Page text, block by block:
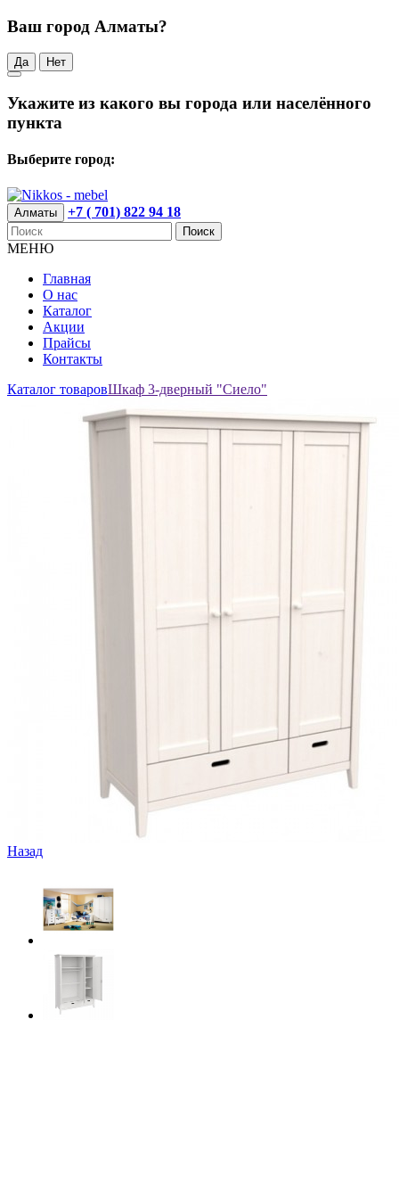
Ваш город Алматы?
Да Нет
Укажите из какого вы города или населённого
пункта
Выберите город:
Алматы +7 ( 701) 822 94 18
Поиск
МЕНЮ
Главная
О нас
Каталог
Акции
Прайсы
Контакты
Каталог товаровШкаф 3-дверный "Сиело"
Назад